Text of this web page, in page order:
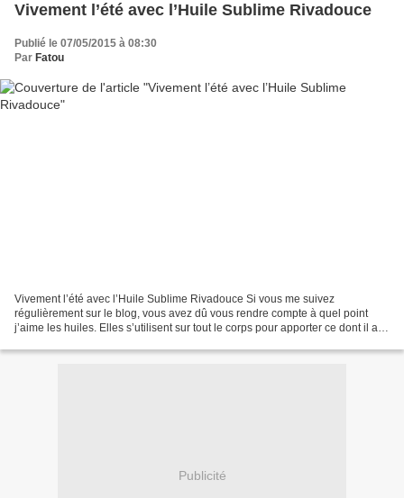
Vivement l’été avec l’Huile Sublime Rivadouce
Publié le 07/05/2015 à 08:30
Par Fatou
Vivement l’été avec l’Huile Sublime Rivadouce Si vous me suivez
régulièrement sur le blog, vous avez dû vous rendre compte à quel point
j’aime les huiles. Elles s’utilisent sur tout le corps pour apporter ce dont il a
Publicité